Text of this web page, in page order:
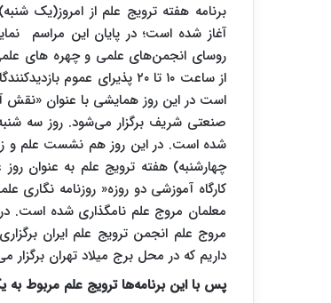
برنامه هفته ترویج علم از امروز(یک
آغاز شده است؛ در پایان این مراسم
روسای انجمن‌های علمی و چهره های علمی
از ساعت ۱۰ تا ۲۰ پذیرای
است در این روز همایشی با عنوان «نقش
صنعتی شریف برگزار می‌شود. روز سه شنبه
شده است. در این روز هم نشست علم و
چهارشنبه) هفته ترویج علم به عنوان
کارگاه آموزشی دو روزه« روزنامه
معلمان مروج علم نامگذاری شده است.
مروج علم انجمن ترویج علم ایران
داریم که در محل برج میلاد تهران برگزار
پس با این برنامه‌ها ترویج علم مربوط